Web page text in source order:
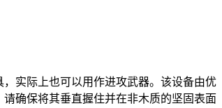
实际上也可以用作进攻武器。该设备由优
确保将其垂直握住并在非木质的坚固表面